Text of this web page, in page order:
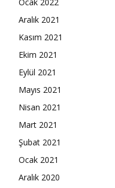
Aralık 2021
Kasım 2021
Ekim 2021
Eylül 2021
Mayıs 2021
Nisan 2021
Mart 2021
Şubat 2021
Ocak 2021
Aralık 2020